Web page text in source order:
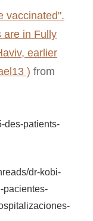
vaccinated".
are in Fully
earlier
) from
des-patients-
dr-kobi-
pacientes-